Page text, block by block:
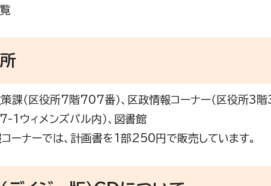
課（区役所7階707番）、区政情報コーナー（区役所3
1ウィメンズパル内）、図書館
ーナーでは、計画書を1部250円で販売しています。